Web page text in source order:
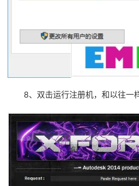
8、双击运行注册机，和以往一样